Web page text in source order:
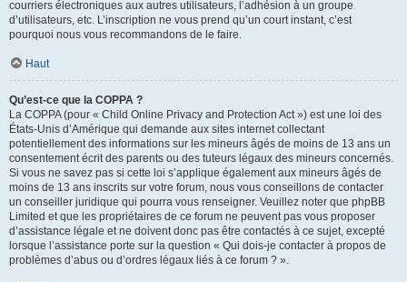
courriers électroniques aux autres utilisateurs, l’adhésion à un groupe
d’utilisateurs, etc. L’inscription ne vous prend qu’un court instant, c’est
pourquoi nous vous recommandons de le faire.
Haut
Qu’est-ce que la COPPA ?
La COPPA (pour « Child Online Privacy and Protection Act ») est une loi des
États-Unis d’Amérique qui demande aux sites internet collectant
potentiellement des informations sur les mineurs âgés de moins de 13 ans un
consentement écrit des parents ou des tuteurs légaux des mineurs concernés.
Si vous ne savez pas si cette loi s’applique également aux mineurs âgés de
moins de 13 ans inscrits sur votre forum, nous vous conseillons de contacter
un conseiller juridique qui pourra vous renseigner. Veuillez noter que phpBB
Limited et que les propriétaires de ce forum ne peuvent pas vous proposer
d’assistance légale et ne doivent donc pas être contactés à ce sujet, excepté
lorsque l’assistance porte sur la question « Qui dois-je contacter à propos de
problèmes d’abus ou d’ordres légaux liés à ce forum ? ».